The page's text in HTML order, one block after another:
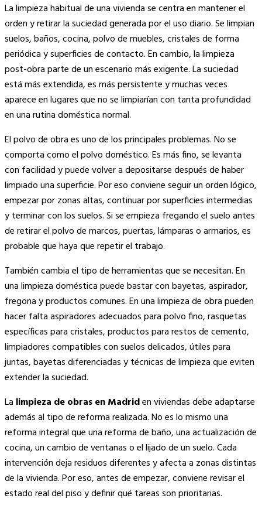
La limpieza habitual de una vivienda se centra en mantener el
orden y retirar la suciedad generada por el uso diario. Se limpian
suelos, baños, cocina, polvo de muebles, cristales de forma
periódica y superficies de contacto. En cambio, la limpieza
post-obra parte de un escenario más exigente. La suciedad
está más extendida, es más persistente y muchas veces
aparece en lugares que no se limpiarían con tanta profundidad
en una rutina doméstica normal.
El polvo de obra es uno de los principales problemas. No se
comporta como el polvo doméstico. Es más fino, se levanta
con facilidad y puede volver a depositarse después de haber
limpiado una superficie. Por eso conviene seguir un orden lógico,
empezar por zonas altas, continuar por superficies intermedias
y terminar con los suelos. Si se empieza fregando el suelo antes
de retirar el polvo de marcos, puertas, lámparas o armarios, es
probable que haya que repetir el trabajo.
También cambia el tipo de herramientas que se necesitan. En
una limpieza doméstica puede bastar con bayetas, aspirador,
fregona y productos comunes. En una limpieza de obra pueden
hacer falta aspiradores adecuados para polvo fino, rasquetas
específicas para cristales, productos para restos de cemento,
limpiadores compatibles con suelos delicados, útiles para
juntas, bayetas diferenciadas y técnicas de limpieza que eviten
extender la suciedad.
La limpieza de obras en Madriden viviendas debe adaptarse
además al tipo de reforma realizada. No es lo mismo una
reforma integral que una reforma de baño, una actualización de
cocina, un cambio de ventanas o el lijado de un suelo. Cada
intervención deja residuos diferentes y afecta a zonas distintas
de la vivienda. Por eso, antes de empezar, conviene revisar el
estado real del piso y definir qué tareas son prioritarias.